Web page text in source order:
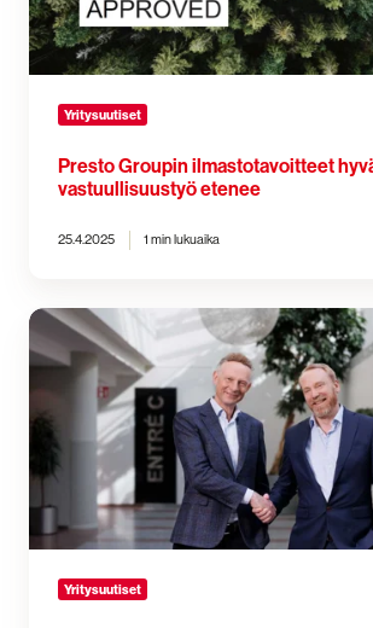
Yritysuutiset
Presto Groupin ilmastotavoitteet
vastuullisuustyö etenee
25.4.2025 1 min lukuaika
Staffan
Pehrson
aloittaa
Presto
Groupin
uutena
toimitusjohtajana
Yritysuutiset